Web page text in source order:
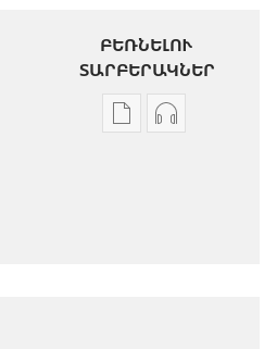
ԲԵՌՆԵԼՈՒ
ՏԱՐԲԵՐԱԿՆԵՐ
Թվային